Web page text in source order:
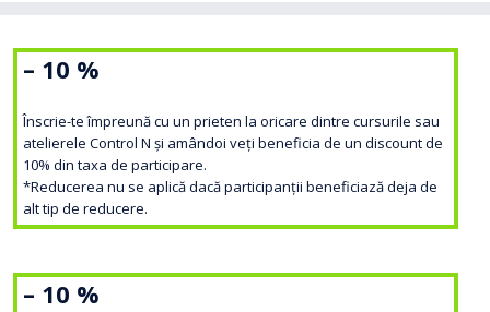
– 10 %
Înscrie-te împreună cu un prieten la oricare dintre cursurile sau
atelierele Control N și amândoi veți beneficia de un discount de
10% din taxa de participare.
*Reducerea nu se aplică dacă participanții beneficiază deja de
alt tip de reducere.
– 10 %